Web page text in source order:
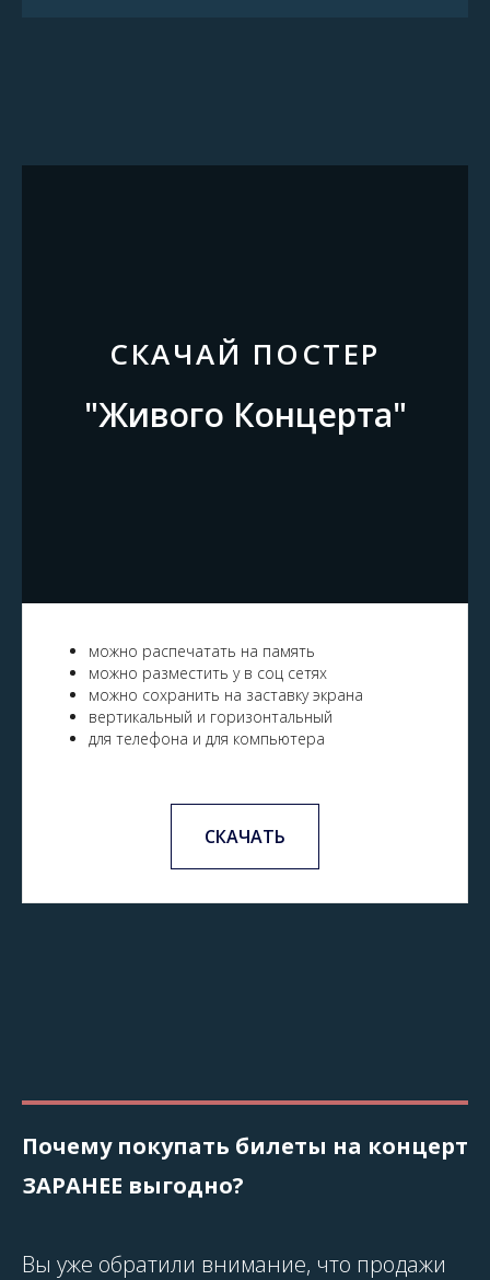
CКАЧАЙ ПОСТЕР
"Живого Концерта"
можно распечатать на память
можно разместить у в соц сетях
можно сохранить на заставку экрана
вертикальный и горизонтальный
для телефона и для компьютера
СКАЧАТЬ
Почему покупать билеты на концерт
ЗАРАНЕЕ выгодно?
Вы уже обратили внимание, что продажи